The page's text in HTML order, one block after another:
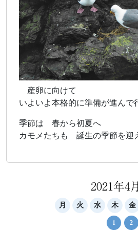
産卵に向けて
いよいよ本格的に準備が進んで
季節は 春から初夏へ
カモメたちも 誕生の季節を迎
2021年4月
月 火 水 木 金
1 2